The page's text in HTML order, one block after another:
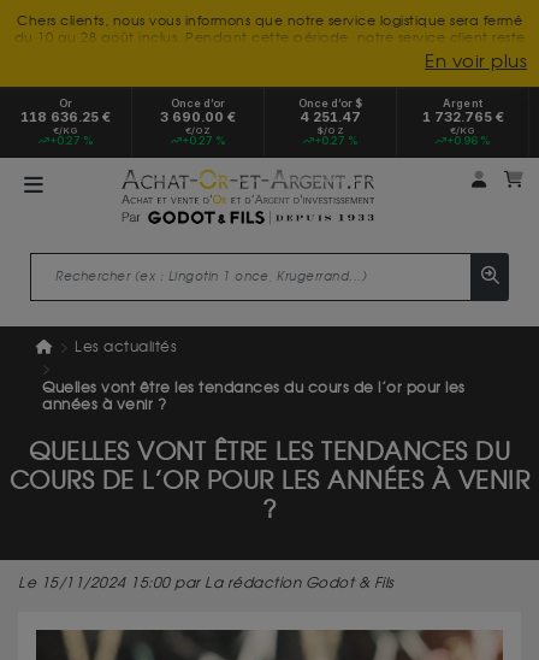
Chers clients, nous vous informons que notre service logistique sera fermé
du 10 au 28 août inclus. Pendant cette période, notre service client reste
à votre disposition tout l'été. Vous pouvez nous joindre du lundi au
vendredi, de 9h30 à 18h, pour toute demande d'information.
Nous vous remercions de votre compréhension et vous souhaitons un
excellent été.
En voir plus
Or
118 636.25 €
€/KG
+0.27 %
Once d’or
3 690.00 €
€/OZ
+0.27 %
Once d’or $
4 251.47
$/OZ
+0.27 %
Argent
1 732.765 €
€/KG
+0.96 %
Mon
Les actualités
Quelles vont être les tendances du cours de l’or pour les
années à venir ?
QUELLES VONT ÊTRE LES TENDANCES DU
COURS DE L’OR POUR LES ANNÉES À VENIR
?
Le 15/11/2024 15:00 par La rédaction Godot & Fils